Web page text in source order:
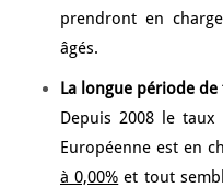
prendront en
âgés.
La longue période de
Depuis 2008 le
Européenne est en
à 0,00% et tout